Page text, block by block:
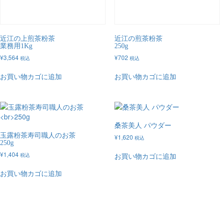
近江の上煎茶粉茶
業務用1Kg
¥3,564 税込
お買い物カゴに追加
近江の煎茶粉茶
250g
¥702 税込
お買い物カゴに追加
玉露粉茶寿司職人のお茶
250g
¥1,404 税込
お買い物カゴに追加
桑茶美人 パウダー
¥1,620 税込
お買い物カゴに追加